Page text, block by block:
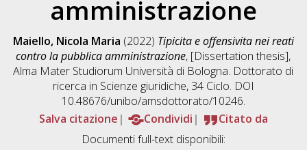
amministrazione
Maiello, Nicola Maria (2022) Tipicita e offensivita nei reati
contro la pubblica amministrazione, [Dissertation thesis],
Alma Mater Studiorum Università di Bologna. Dottorato di
ricerca in Scienze giuridiche, 34 Ciclo. DOI
10.48676/unibo/amsdottorato/10246.
Salva citazione
Condividi
Citato da
Documenti full-text disponibili: